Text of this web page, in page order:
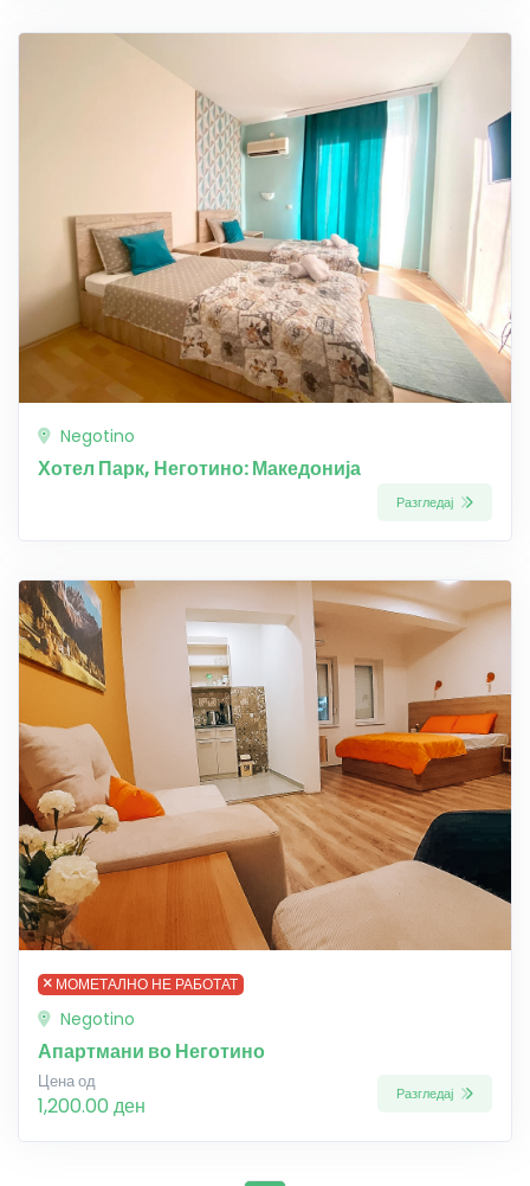
Negotino
Хотел Парк, Неготино: Македонија
Разгледај
МОМЕТАЛНО НЕ РАБОТАТ
Negotino
Апартмани во Неготино
Цена од
1,200.00 ден Разгледај